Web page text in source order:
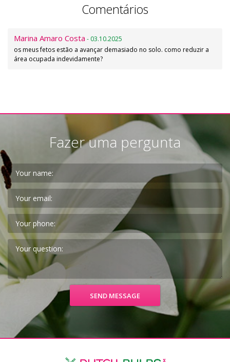
Comentários
Marina Amaro Costa - 03.10.2025
os meus fetos estão a avançar demasiado no solo. como reduzir a
área ocupada indevidamente?
Fazer uma pergunta